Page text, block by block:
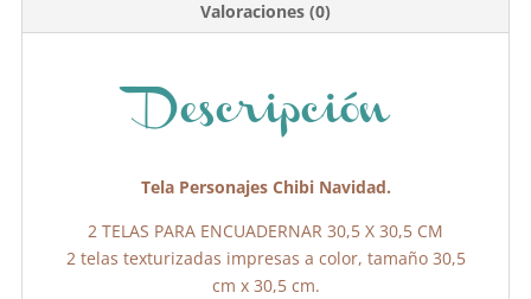
o
k
p
p
tir
Valoraciones (0)
Descripción
Tela Personajes Chibi Navidad.
2 TELAS PARA ENCUADERNAR 30,5 X 30,5 CM
2 telas texturizadas impresas a color, tamaño 30,5
cm x 30,5 cm.